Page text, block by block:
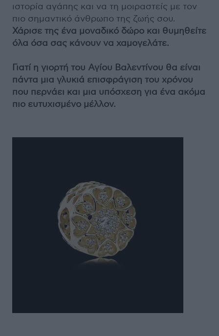
ιστορία αγάπης και να τη μοιραστείς με τον
πιο σημαντικό άνθρωπο της ζωής σου.
Χάρισε της ένα μοναδικό δώρο και θυμηθείτε
όλα όσα σας κάνουν να χαμογελάτε.
Γιατί η γιορτή του Αγίου Βαλεντίνου θα είναι
πάντα μια γλυκιά επισφράγιση του χρόνου
που περνάει και μια υπόσχεση για ένα ακόμα
πιο ευτυχισμένο μέλλον.